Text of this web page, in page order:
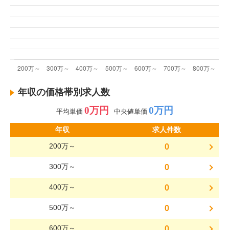
年収の価格帯別求人数
平均単価 0万円 中央値単価 0万円
年収
求人件数
200万～
0
300万～ 0
400万～ 0
500万～ 0
600万～